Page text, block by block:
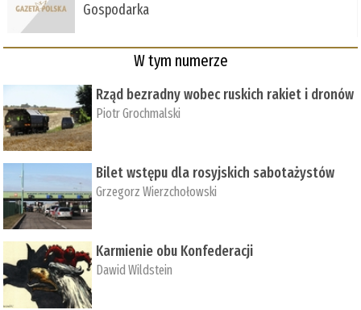
Gospodarka
W tym numerze
Rząd bezradny wobec ruskich rakiet i dronów
Piotr Grochmalski
Bilet wstępu dla rosyjskich sabotażystów
Grzegorz Wierzchołowski
Karmienie obu Konfederacji
Dawid Wildstein